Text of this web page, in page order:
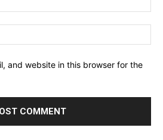
and website in this browser for the